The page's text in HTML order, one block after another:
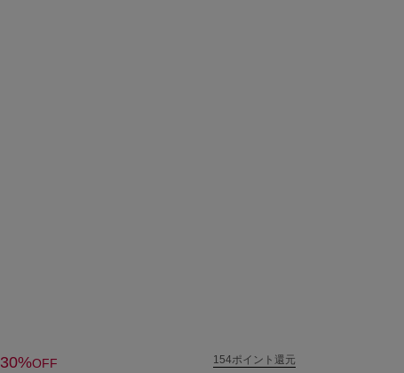
30%OFF 154ポイント還元